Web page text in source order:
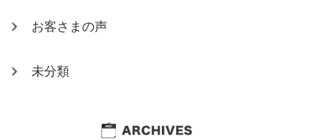
お客さまの声
未分類